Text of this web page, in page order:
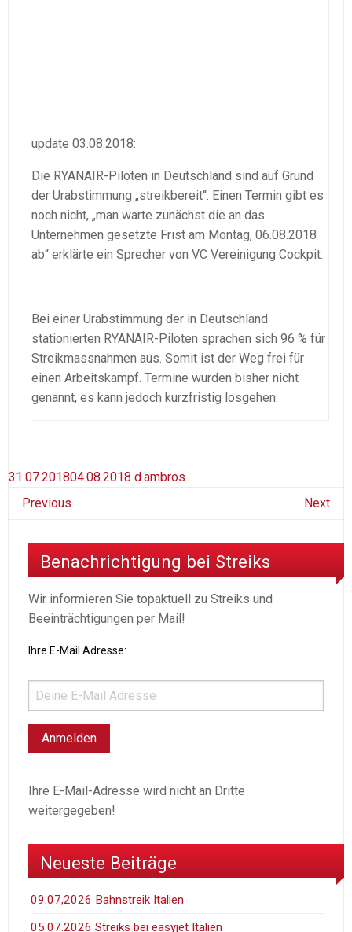
update 03.08.2018:
Die RYANAIR-Piloten in Deutschland sind auf Grund
der Urabstimmung „streikbereit“. Einen Termin gibt es
noch nicht, „man warte zunächst die an das
Unternehmen gesetzte Frist am Montag, 06.08.2018
ab“ erklärte ein Sprecher von VC Vereinigung Cockpit.
Bei einer Urabstimmung der in Deutschland
stationierten RYANAIR-Piloten sprachen sich 96 % für
Streikmassnahmen aus. Somit ist der Weg frei für
einen Arbeitskampf. Termine wurden bisher nicht
genannt, es kann jedoch kurzfristig losgehen.
31.07.201804.08.2018 d.ambros
Previous
Next
Benachrichtigung bei Streiks
Wir informieren Sie topaktuell zu Streiks und
Beeinträchtigungen per Mail!
Ihre E-Mail Adresse:
Ihre E-Mail-Adresse wird nicht an Dritte
weitergegeben!
Neueste Beiträge
09.07,2026 Bahnstreik Italien
05.07.2026 Streiks bei easyjet Italien